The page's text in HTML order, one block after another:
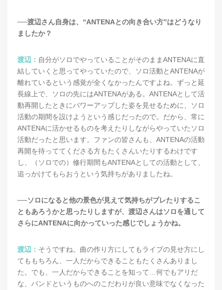
──渡辺さん自身は、“ANTENAとの向き合い方”はどうなり
ましたか？
渡辺： 自分がソロでやっていることがそのままANTENAに直
結していくと思ってやっていたので、ソロ活動とANTENAが
離れているという感覚が全くなかったんですよね。ずっと延
長線上で、ソロの先にはANTENAがある。ANTENAとして活
動再開したときにパワーアップした姿を見せるために、ソロ
活動の期間を設けようという感じだったので。だから、常に
ANTENAに活かせるものを考えたりしながらやっていたソロ
活動だったと思います。ファンの皆さんも、ANTENAの活動
再開を待っててくださる方もたくさんいたりするわけです
し、（ソロでの）修行期間もANTENAとしての活動として、
追っかけてもらおうという気持ちがありましたね。
──ソロになると他の景色が見えて気持ちがブレたりするこ
ともあろうかと思ったりしますが、渡辺さんはソロを通して
さらにANTENAに向かっていった感じでしょうかね。
渡辺： そうですね。曲の作り方にしてもライブの見せ方にし
てももちろん、一人だからできることもたくさんありまし
た。でも、一人だからできることを知って…何でもアリだ
な、バンドというものへのこだわりが良い意味でなくなった